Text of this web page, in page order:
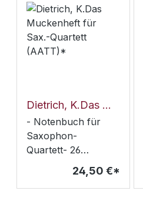
summ summ)- Ferne
Klänge- Fröhlicher
Reigen- Wettlauf am
See (Alle meine
Jakob (Bruder
Jakob)- Sait' an
Sait'- Kleines
Konzert- Die alte
Schwungvoll-
Dietrich, K.Das Muckenheft für Sax.-Quartett (AATT)*
- Notenbuch für
Saxophon-
Quartett- 26
bekannte Stücke für
jede Gelegenheit -
unter anderem: Ode
24,50 €*